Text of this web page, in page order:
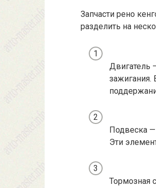
Запчасти рено
разделить на
Двигатель
зажигания.
Подвеска
Эти
Тормозная